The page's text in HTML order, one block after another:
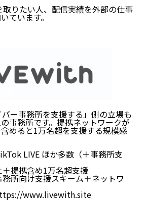
りたい人、配信実績を外部の仕事
ています。
ー事務所を支援する」側の立場も
事務所です。提携ネットワークが
めると1万名超を支援する規模感
LIVE ほか多数（＋事務所支
提携含め1万名超支援
所向け支援スキーム＋ネットワ
www.livewith.site